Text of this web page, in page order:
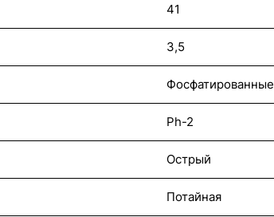
41
3,5
Фосфатированные
Ph-2
Острый
Потайная